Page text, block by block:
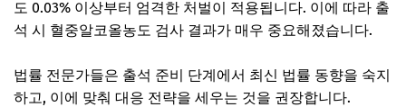
도 0.03% 이상부터 엄격한 처벌이 적용됩니다. 이에 따라 출
석 시 혈중알코올농도 검사 결과가 매우 중요해졌습니다.
법률 전문가들은 출석 준비 단계에서 최신 법률 동향을 숙지
하고, 이에 맞춰 대응 전략을 세우는 것을 권장합니다.